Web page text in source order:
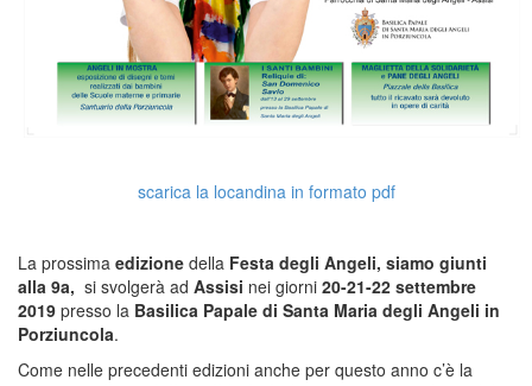
scarica la locandina in formato pdf
La prossima edizione della Festa degli Angeli, siamo giunti
alla 9a, si svolgerà ad Assisi nei giorni 20-21-22 settembre
2019 presso la Basilica Papale di Santa Maria degli Angeli in
Porziuncola.
Come nelle precedenti edizioni anche per questo anno c’è la